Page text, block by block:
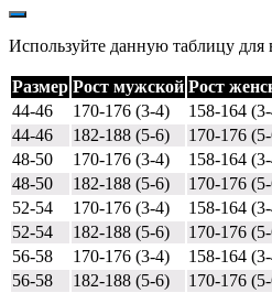
Используйте данную таблицу
Размер Рост мужской Рост
44-46
170-176 (3-4)
158-164
44-46
182-188 (5-6)
170-176
48-50
170-176 (3-4)
158-164
48-50
182-188 (5-6)
170-176
52-54
170-176 (3-4)
158-164
52-54
182-188 (5-6)
170-176
56-58
170-176 (3-4)
158-164
56-58
182-188 (5-6)
170-176